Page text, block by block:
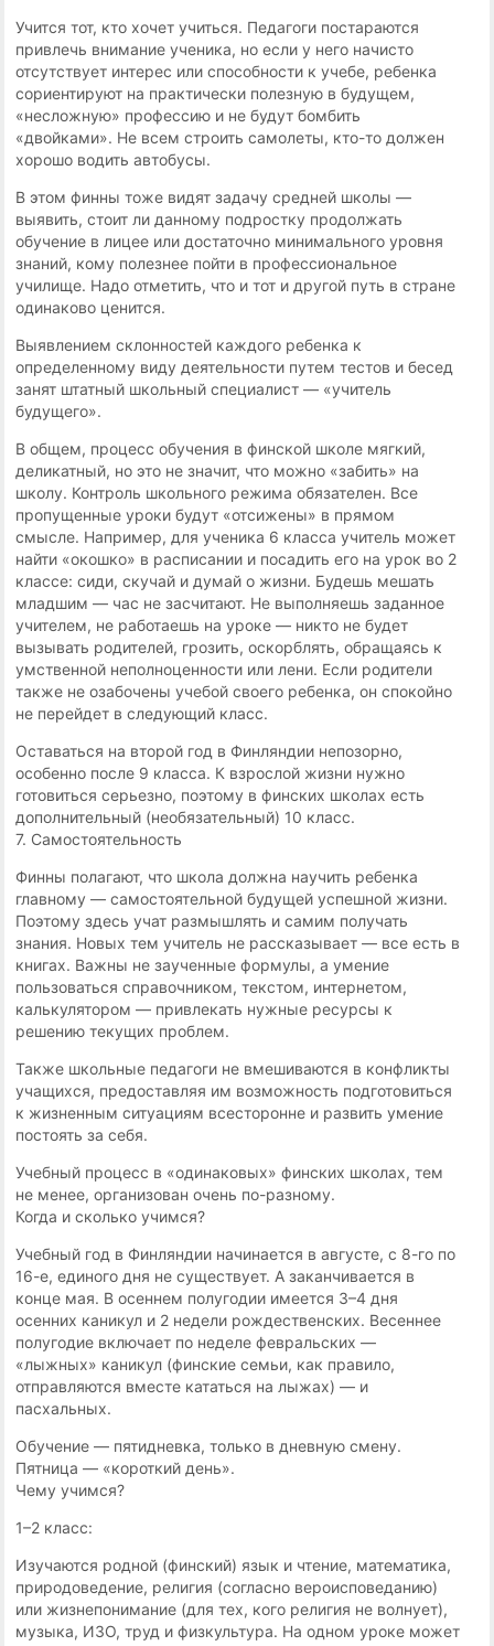
Учится тот, кто хочет учиться. Педагоги постараются
привлечь внимание ученика, но если у него начисто
отсутствует интерес или способности к учебе, ребенка
сориентируют на практически полезную в будущем,
«несложную» профессию и не будут бомбить
«двойками». Не всем строить самолеты, кто-то должен
хорошо водить автобусы.
В этом финны тоже видят задачу средней школы —
выявить, стоит ли данному подростку продолжать
обучение в лицее или достаточно минимального уровня
знаний, кому полезнее пойти в профессиональное
училище. Надо отметить, что и тот и другой путь в стране
одинаково ценится.
Выявлением склонностей каждого ребенка к
определенному виду деятельности путем тестов и бесед
занят штатный школьный специалист — «учитель
будущего».
В общем, процесс обучения в финской школе мягкий,
деликатный, но это не значит, что можно «забить» на
школу. Контроль школьного режима обязателен. Все
пропущенные уроки будут «отсижены» в прямом
смысле. Например, для ученика 6 класса учитель может
найти «окошко» в расписании и посадить его на урок во 2
классе: сиди, скучай и думай о жизни. Будешь мешать
младшим — час не засчитают. Не выполняешь заданное
учителем, не работаешь на уроке — никто не будет
вызывать родителей, грозить, оскорблять, обращаясь к
умственной неполноценности или лени. Если родители
также не озабочены учебой своего ребенка, он спокойно
не перейдет в следующий класс.
Оставаться на второй год в Финляндии непозорно,
особенно после 9 класса. К взрослой жизни нужно
готовиться серьезно, поэтому в финских школах есть
дополнительный (необязательный) 10 класс.
7. Самостоятельность
Финны полагают, что школа должна научить ребенка
главному — самостоятельной будущей успешной жизни.
Поэтому здесь учат размышлять и самим получать
знания. Новых тем учитель не рассказывает — все есть в
книгах. Важны не заученные формулы, а умение
пользоваться справочником, текстом, интернетом,
калькулятором — привлекать нужные ресурсы к
решению текущих проблем.
Также школьные педагоги не вмешиваются в конфликты
учащихся, предоставляя им возможность подготовиться
к жизненным ситуациям всесторонне и развить умение
постоять за себя.
Учебный процесс в «одинаковых» финских школах, тем
не менее, организован очень по-разному.
Когда и сколько учимся?
Учебный год в Финляндии начинается в августе, с 8-го по
16-е, единого дня не существует. А заканчивается в
конце мая. В осеннем полугодии имеется 3–4 дня
осенних каникул и 2 недели рождественских. Весеннее
полугодие включает по неделе февральских —
«лыжных» каникул (финские семьи, как правило,
отправляются вместе кататься на лыжах) — и
пасхальных.
Обучение — пятидневка, только в дневную смену.
Пятница — «короткий день».
Чему учимся?
1–2 класс:
Изучаются родной (финский) язык и чтение, математика,
природоведение, религия (согласно вероисповеданию)
или жизнепонимание (для тех, кого религия не волнует),
музыка, ИЗО, труд и физкультура. На одном уроке может